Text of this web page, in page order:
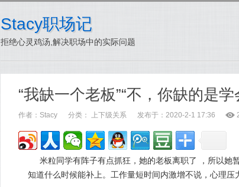
Stacy职场记
拒绝心灵鸡汤,解决职场中的实际问题
“我缺一个老板”“不，你缺的是
作者： Stacy 分类： 上下级关系 发布于：2020-2-1 17:36 ė
米粒同学有阵子有点抓狂，她的老板离职了 ，所以她
知道什么时候能补上。工作量短时间内激增不说，心理压